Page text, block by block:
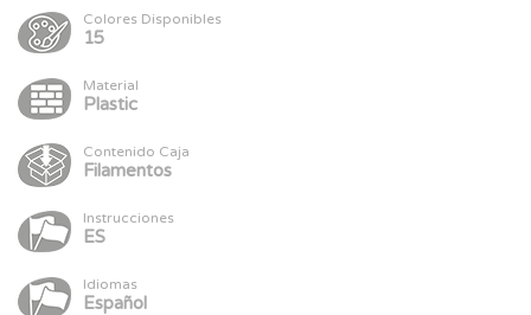
Colores Disponibles
15
Material
Plastic
Contenido Caja
Filamentos
Instrucciones
ES
Idiomas
Español